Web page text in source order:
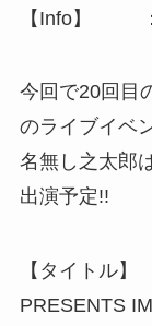
【Info】 ：
今回で20回目
のライブイベ
名無し之太郎
出演予定!!
【タイトル
PRESENTS